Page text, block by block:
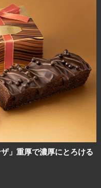
」重厚で濃厚にとろける